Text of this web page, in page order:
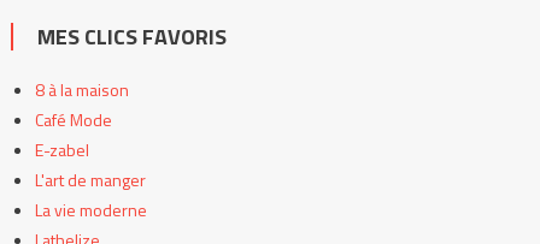
MES CLICS FAVORIS
8 à la maison
Café Mode
E-zabel
L'art de manger
La vie moderne